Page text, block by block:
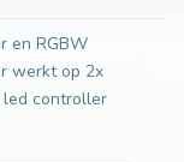
en RGBW
werkt op 2x
led controller